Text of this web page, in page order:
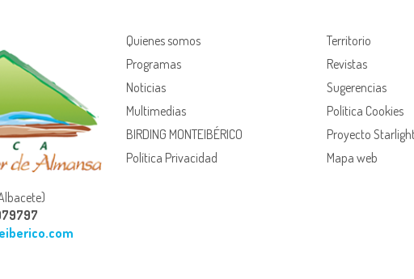
Quienes somos Territorio
Programas
Revistas
Noticias
Sugerencias
Multimedias
Política Cookies
BIRDING MONTEIBÉRICO
Proyecto
Política Privacidad
Mapa web